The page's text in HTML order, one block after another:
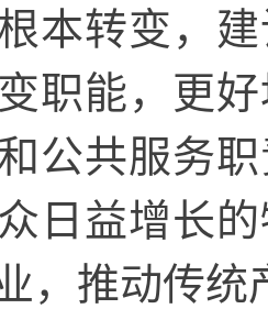
本转变，
职能，更
公共服务
日益增长
，推动传